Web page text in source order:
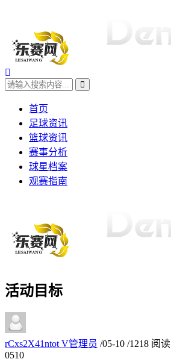
首页
足球资讯
篮球资讯
赛事分析
球星档案
观赛指南
活动目标
rCxs2X41ntot V管理员 /05-10 /1218 阅读
0510